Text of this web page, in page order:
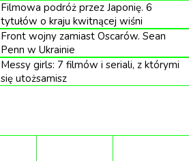
Filmowa podróż przez Japonię. 6
tytułów o kraju kwitnącej wiśni
Front wojny zamiast Oscarów. Sean
Penn w Ukrainie
Messy girls: 7 filmów i seriali, z którymi
się utożsamisz